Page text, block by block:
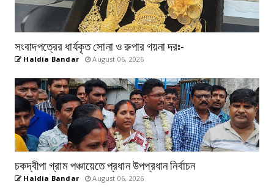
সংবাদপত্রের ধার্যকৃত সোনা ও রুপার গয়না দরঃ-
Haldia Bandar August 06, 2026
চকদ্বীপা গ্রাম পঞ্চায়েতে প্রধান উপপ্রধান নির্বাচন
Haldia Bandar August 06, 2026